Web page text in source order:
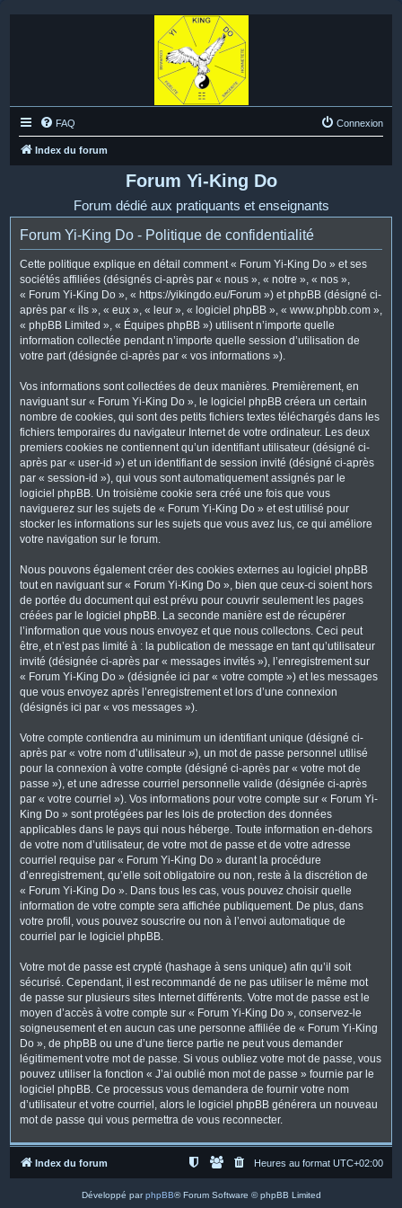
FAQ Connexion
Index du forum
Forum Yi-King Do
Forum dédié aux pratiquants et enseignants
Forum Yi-King Do - Politique de confidentialité
Cette politique explique en détail comment « Forum Yi-King Do » et ses
sociétés affiliées (désignés ci-après par « nous », « notre », « nos »,
« Forum Yi-King Do », « https://yikingdo.eu/Forum ») et phpBB (désigné ci-
après par « ils », « eux », « leur », « logiciel phpBB », « www.phpbb.com »,
« phpBB Limited », « Équipes phpBB ») utilisent n’importe quelle
information collectée pendant n’importe quelle session d’utilisation de
votre part (désignée ci-après par « vos informations »).
Vos informations sont collectées de deux manières. Premièrement, en
naviguant sur « Forum Yi-King Do », le logiciel phpBB créera un certain
nombre de cookies, qui sont des petits fichiers textes téléchargés dans les
fichiers temporaires du navigateur Internet de votre ordinateur. Les deux
premiers cookies ne contiennent qu’un identifiant utilisateur (désigné ci-
après par « user-id ») et un identifiant de session invité (désigné ci-après
par « session-id »), qui vous sont automatiquement assignés par le
logiciel phpBB. Un troisième cookie sera créé une fois que vous
naviguerez sur les sujets de « Forum Yi-King Do » et est utilisé pour
stocker les informations sur les sujets que vous avez lus, ce qui améliore
votre navigation sur le forum.
Nous pouvons également créer des cookies externes au logiciel phpBB
tout en naviguant sur « Forum Yi-King Do », bien que ceux-ci soient hors
de portée du document qui est prévu pour couvrir seulement les pages
créées par le logiciel phpBB. La seconde manière est de récupérer
l’information que vous nous envoyez et que nous collectons. Ceci peut
être, et n’est pas limité à : la publication de message en tant qu’utilisateur
invité (désignée ci-après par « messages invités »), l’enregistrement sur
« Forum Yi-King Do » (désignée ici par « votre compte ») et les messages
que vous envoyez après l’enregistrement et lors d’une connexion
(désignés ici par « vos messages »).
Votre compte contiendra au minimum un identifiant unique (désigné ci-
après par « votre nom d’utilisateur »), un mot de passe personnel utilisé
pour la connexion à votre compte (désigné ci-après par « votre mot de
passe »), et une adresse courriel personnelle valide (désignée ci-après
par « votre courriel »). Vos informations pour votre compte sur « Forum Yi-
King Do » sont protégées par les lois de protection des données
applicables dans le pays qui nous héberge. Toute information en-dehors
de votre nom d’utilisateur, de votre mot de passe et de votre adresse
courriel requise par « Forum Yi-King Do » durant la procédure
d’enregistrement, qu’elle soit obligatoire ou non, reste à la discrétion de
« Forum Yi-King Do ». Dans tous les cas, vous pouvez choisir quelle
information de votre compte sera affichée publiquement. De plus, dans
votre profil, vous pouvez souscrire ou non à l’envoi automatique de
courriel par le logiciel phpBB.
Votre mot de passe est crypté (hashage à sens unique) afin qu’il soit
sécurisé. Cependant, il est recommandé de ne pas utiliser le même mot
de passe sur plusieurs sites Internet différents. Votre mot de passe est le
moyen d’accès à votre compte sur « Forum Yi-King Do », conservez-le
soigneusement et en aucun cas une personne affiliée de « Forum Yi-King
Do », de phpBB ou une d’une tierce partie ne peut vous demander
légitimement votre mot de passe. Si vous oubliez votre mot de passe, vous
pouvez utiliser la fonction « J’ai oublié mon mot de passe » fournie par le
logiciel phpBB. Ce processus vous demandera de fournir votre nom
d’utilisateur et votre courriel, alors le logiciel phpBB générera un nouveau
mot de passe qui vous permettra de vous reconnecter.
Index du forum Heures au format UTC+02:00
Développé parphpBB® Forum Software © phpBB Limited